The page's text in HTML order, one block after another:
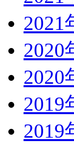
2021
2020
2020
2019
2019